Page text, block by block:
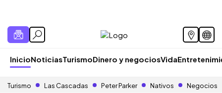
InicioNoticiasTurismoDinero y negociosVida
Turismo Las Cascadas Peter Parker Nativos Negocios